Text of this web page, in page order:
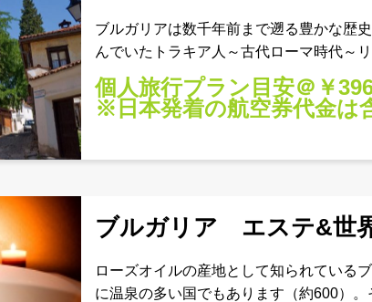
ブルガリアは数千年前まで遡る豊かな歴
んでいたトラキア人～古代ローマ時代～
での歴史や文化、伝統工芸や人々の生活
しみいただけます。
個人旅行プラン目安＠￥
※日本発着の航空券代金は
ブルガリア エステ&世
ローズオイルの産地として知られている
に温泉の多い国でもあります（約600）